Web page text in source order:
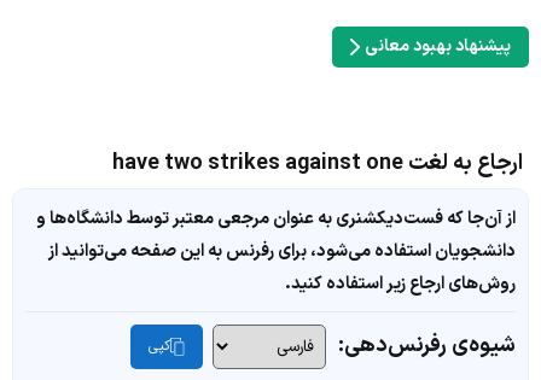
پیشنهاد بهبود معانی
ارجاع به لغت have two strikes against one
از آن‌جا که فست‌دیکشنری به عنوان مرجعی معتبر توسط دانشگاه‌ها و
دانشجویان استفاده می‌شود، برای رفرنس به این صفحه می‌توانید از
روش‌های ارجاع زیر استفاده کنید.
شیوه‌ی رفرنس‌دهی: کپی